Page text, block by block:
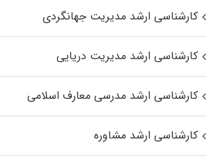
کارشناسی ارشد مدیریت جهانگردی
کارشناسی ارشد مدیریت دریایی
کارشناسی ارشد مدرسی معارف اسلامی
کارشناسی ارشد مشاوره